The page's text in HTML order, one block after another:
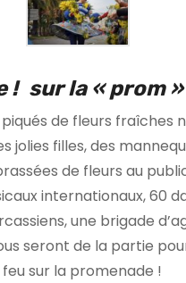
! sur la « prom
piqués de fleurs fraîches
jolies filles, des
de fleurs au
internationaux, 60
une brigade
seront de la partie
feu sur la promenade !